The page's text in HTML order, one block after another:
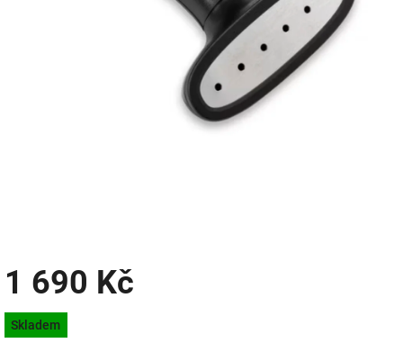
1 690 Kč
Měrná
cena:
Skladem